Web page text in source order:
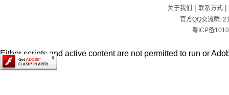
关于我们 | 联系方式|
官方QQ交流群:
粤ICP备
Either scripts and active content are not permitted to run or